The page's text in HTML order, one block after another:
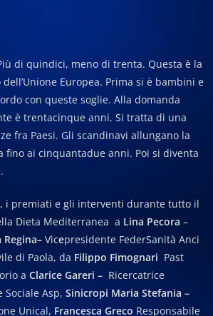
di quindici, meno di trenta. Questa è la
Europea. Prima si è bambini e
con queste soglie. Alla domanda
è trentacinque anni. Si tratta di una
fra Paesi. Gli scandinavi allungano la
fino ai cinquantadue anni. Poi si diventa
i premiati e gli interventi durante tutto il
Dieta Mediterranea a Lina Pecora –
Regina– Vicepresidente FederSanità Anci
di Paola, da Filippo Fimognari Past
a Clarice Gareri – Ricercatrice
Sociale Asp, Sinicropi Maria Stefania –
Unical, Francesca Greco Responsabile